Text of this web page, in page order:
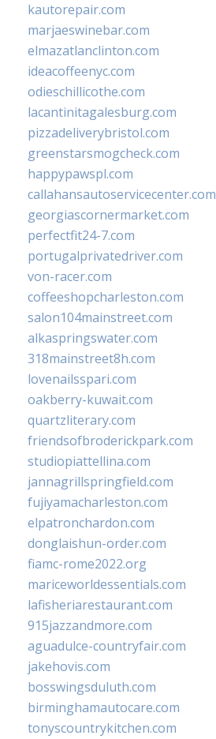
kautorepair.com
marjaeswinebar.com
elmazatlanclinton.com
ideacoffeenyc.com
odieschillicothe.com
lacantinitagalesburg.com
pizzadeliverybristol.com
greenstarsmogcheck.com
happypawspl.com
callahansautoservicecenter.com
georgiascornermarket.com
perfectfit24-7.com
portugalprivatedriver.com
von-racer.com
coffeeshopcharleston.com
salon104mainstreet.com
alkaspringswater.com
318mainstreet8h.com
lovenailsspari.com
oakberry-kuwait.com
quartzliterary.com
friendsofbroderickpark.com
studiopiattellina.com
jannagrillspringfield.com
fujiyamacharleston.com
elpatronchardon.com
donglaishun-order.com
fiamc-rome2022.org
mariceworldessentials.com
lafisheriarestaurant.com
915jazzandmore.com
aguadulce-countryfair.com
jakehovis.com
bosswingsduluth.com
birminghamautocare.com
tonyscountrykitchen.com